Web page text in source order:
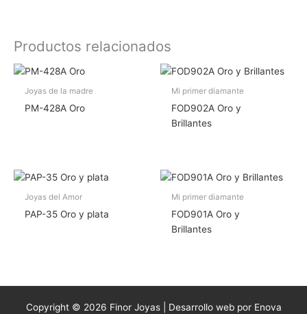
Productos relacionados
Joyas de la madre
PM-428A Oro
Mi primer diamante
FOD902A Oro y
Brillantes
Joyas del Amor
PAP-35 Oro y plata
Mi primer diamante
FOD901A Oro y
Brillantes
Copyright © 2026 Finor Joyas | Desarrollo web por Enova